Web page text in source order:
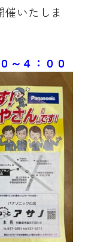
いたしま
～４：００